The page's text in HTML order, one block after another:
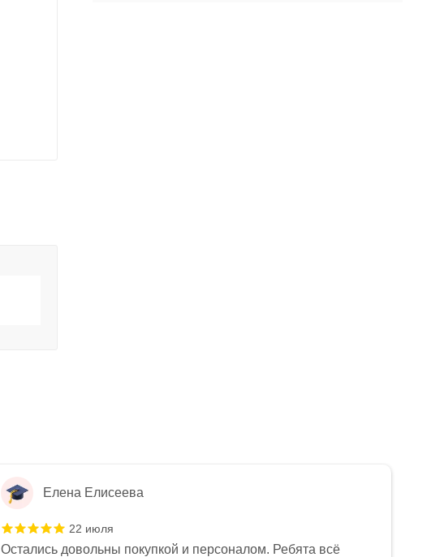
Елена Елисеева
22 июля
Остались довольны покупкой и персоналом. Ребята всё